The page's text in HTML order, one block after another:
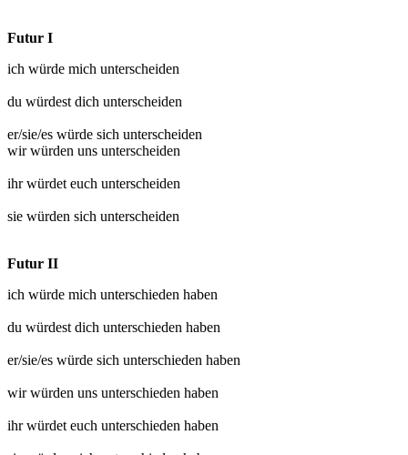
Futur I
ich würde mich unterscheiden
du würdest dich unterscheiden
er/sie/es würde sich unterscheiden
wir würden uns unterscheiden
ihr würdet euch unterscheiden
sie würden sich unterscheiden
Futur II
ich würde mich unterschieden haben
du würdest dich unterschieden haben
er/sie/es würde sich unterschieden haben
wir würden uns unterschieden haben
ihr würdet euch unterschieden haben